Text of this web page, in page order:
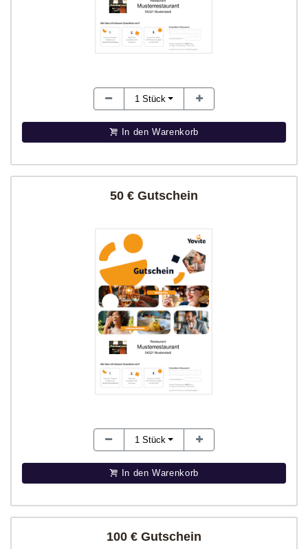
1 Stück
In den Warenkorb
50 € Gutschein
1 Stück
In den Warenkorb
100 € Gutschein